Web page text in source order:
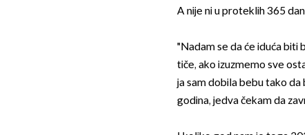
A nije ni u proteklih 365
"Nadam se da će iduća biti
tiče, ako izuzmemo sve
ja sam dobila bebu tako da
godina, jedva čekam da